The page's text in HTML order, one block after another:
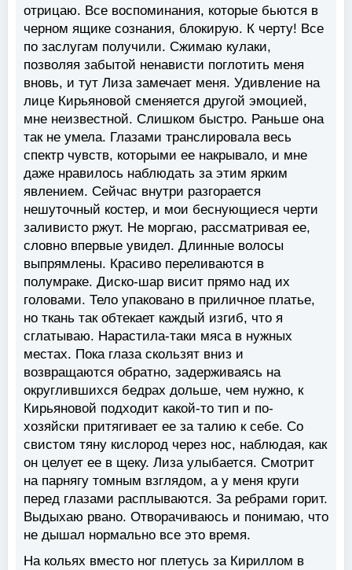
отрицаю. Все воспоминания, которые бьются в
черном ящике сознания, блокирую. К черту! Все
по заслугам получили. Сжимаю кулаки,
позволяя забытой ненависти поглотить меня
вновь, и тут Лиза замечает меня. Удивление на
лице Кирьяновой сменяется другой эмоцией,
мне неизвестной. Слишком быстро. Раньше она
так не умела. Глазами транслировала весь
спектр чувств, которыми ее накрывало, и мне
даже нравилось наблюдать за этим ярким
явлением. Сейчас внутри разгорается
нешуточный костер, и мои беснующиеся черти
заливисто ржут. Не моргаю, рассматривая ее,
словно впервые увидел. Длинные волосы
выпрямлены. Красиво переливаются в
полумраке. Диско-шар висит прямо над их
головами. Тело упаковано в приличное платье,
но ткань так обтекает каждый изгиб, что я
сглатываю. Нарастила-таки мяса в нужных
местах. Пока глаза скользят вниз и
возвращаются обратно, задерживаясь на
округлившихся бедрах дольше, чем нужно, к
Кирьяновой подходит какой-то тип и по-
хозяйски притягивает ее за талию к себе. Со
свистом тяну кислород через нос, наблюдая, как
он целует ее в щеку. Лиза улыбается. Смотрит
на парнягу томным взглядом, а у меня круги
перед глазами расплываются. За ребрами горит.
Выдыхаю рвано. Отворачиваюсь и понимаю, что
не дышал нормально все это время.
На кольях вместо ног плетусь за Кириллом в